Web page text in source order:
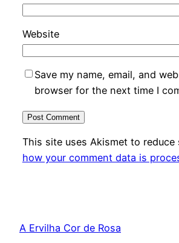
Website
Save my name, email, and
browser for the next time I
This site uses Akismet to reduce
how your comment data is
A Ervilha Cor de Rosa